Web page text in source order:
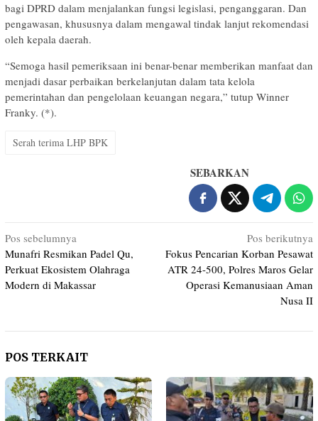
bagi DPRD dalam menjalankan fungsi legislasi, penganggaran. Dan
pengawasan, khususnya dalam mengawal tindak lanjut rekomendasi
oleh kepala daerah.
“Semoga hasil pemeriksaan ini benar-benar memberikan manfaat dan
menjadi dasar perbaikan berkelanjutan dalam tata kelola
pemerintahan dan pengelolaan keuangan negara,” tutup Winner
Franky. (*).
Serah terima LHP BPK
SEBARKAN
Navigasi
pos
Pos sebelumnya
Munafri Resmikan Padel Qu,
Perkuat Ekosistem Olahraga
Modern di Makassar
Pos berikutnya
Fokus Pencarian Korban Pesawat
ATR 24-500, Polres Maros Gelar
Operasi Kemanusiaan Aman
Nusa II
POS TERKAIT